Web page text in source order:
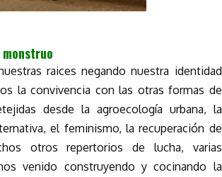
raices negando nuestra identidad
la convivencia con las otras formas de
desde la agroecología urbana, la
el feminismo, la recuperación de
otros repertorios de lucha, varias
venido construyendo y cocinando la